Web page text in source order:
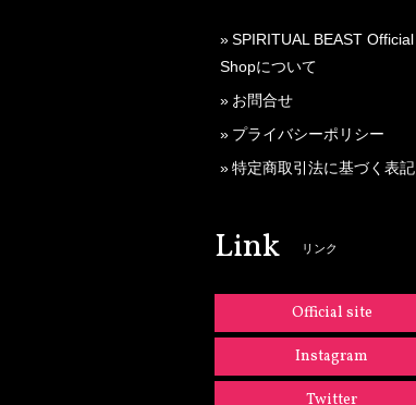
SPIRITUAL BEAST Official
Shopについて
お問合せ
プライバシーポリシー
特定商取引法に基づく表記
Link リンク
Official site
Instagram
Twitter